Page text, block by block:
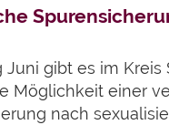
Artikel lesen
Juni gibt es im Kreis
Möglichkeit einer
nach